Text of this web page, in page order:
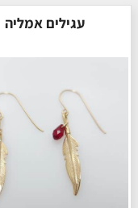
עגילים אמליה